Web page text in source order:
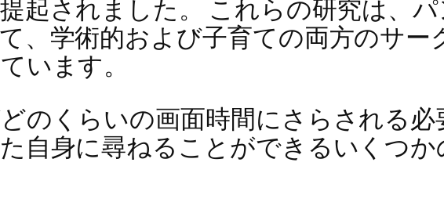
起されました。 これらの研究は、
、学術的および子育ての両方のサー
います。
のくらいの画面時間にさらされる
自身に尋ねることができるいくつか